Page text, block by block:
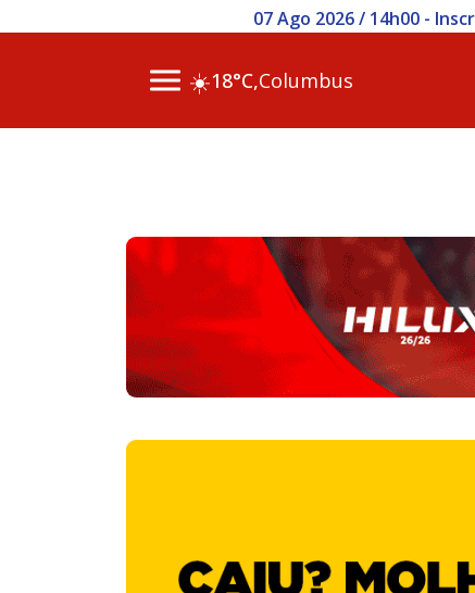
07 Ago 2026 / 14h00 -
☀️18°C,Columbus